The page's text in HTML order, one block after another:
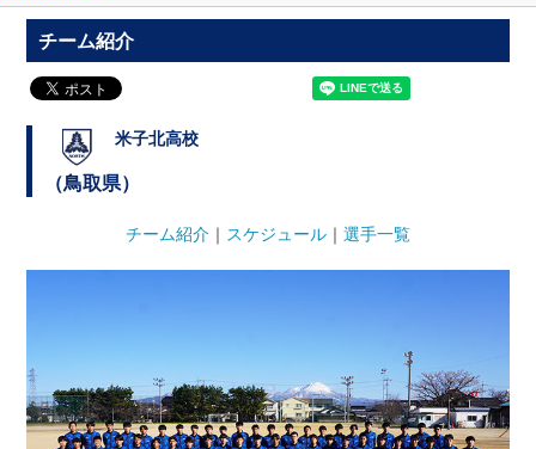
チーム紹介
米子北高校
（鳥取県）
チーム紹介 ｜ スケジュール ｜ 選手一覧